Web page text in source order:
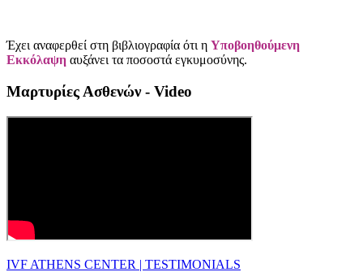
Έχει αναφερθεί στη βιβλιογραφία ότι η Υποβοηθούμενη
Εκκόλαψη αυξάνει τα ποσοστά εγκυμοσύνης.
Μαρτυρίες Ασθενών - Video
IVF ATHENS CENTER | TESTIMONIALS